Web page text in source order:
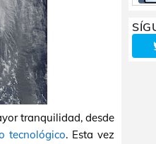
tranquilidad, desde
tecnológico. Esta vez